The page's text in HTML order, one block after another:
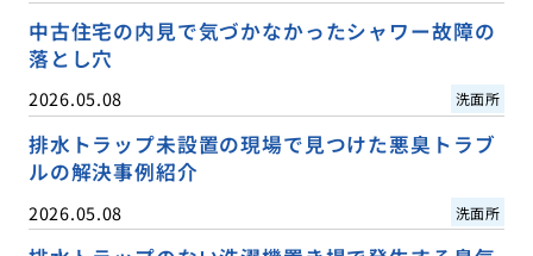
中古住宅の内見で気づかなかったシャワー故障の
落とし穴
2026.05.08 洗面所
排水トラップ未設置の現場で見つけた悪臭トラブ
ルの解決事例紹介
2026.05.08 洗面所